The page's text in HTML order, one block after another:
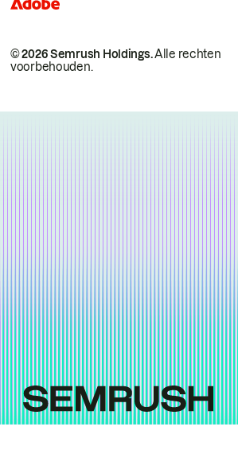
© 2026 Semrush Holdings.Alle rechten
voorbehouden.